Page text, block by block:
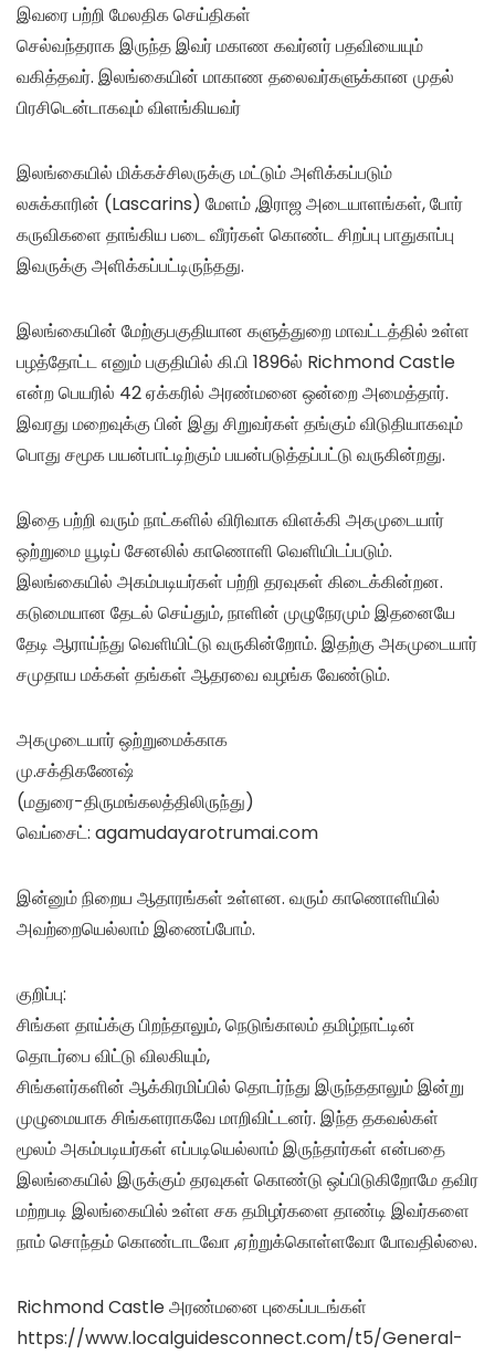
இவரை பற்றி மேலதிக செய்திகள்
செல்வந்தராக இருந்த இவர் மகாண கவர்னர் பதவியையும்
வகித்தவர். இலங்கையின் மாகாண தலைவர்களுக்கான முதல்
பிரசிடென்டாகவும் விளங்கியவர்
இலங்கையில் மிக்கச்சிலருக்கு மட்டும் அளிக்கப்படும்
லசுக்காரின் (Lascarins) மேளம் ,இராஜ அடையாளங்கள், போர்
கருவிகளை தாங்கிய படை வீரர்கள் கொண்ட சிறப்பு பாதுகாப்பு
இவருக்கு அளிக்கப்பட்டிருந்தது.
இலங்கையின் மேற்குபகுதியான களுத்துறை மாவட்டத்தில் உள்ள
பழத்தோட்ட எனும் பகுதியில் கி.பி 1896ல் Richmond Castle
என்ற பெயரில் 42 ஏக்கரில் அரண்மனை ஒன்றை அமைத்தார்.
இவரது மறைவுக்கு பின் இது சிறுவர்கள் தங்கும் விடுதியாகவும்
பொது சமூக பயன்பாட்டிற்கும் பயன்படுத்தப்பட்டு வருகின்றது.
இதை பற்றி வரும் நாட்களில் விரிவாக விளக்கி அகமுடையார்
ஒற்றுமை யூடிப் சேனலில் காணொளி வெளியிடப்படும்.
இலங்கையில் அகம்படியர்கள் பற்றி தரவுகள் கிடைக்கின்றன.
கடுமையான தேடல் செய்தும், நாளின் முழுநேரமும் இதனையே
தேடி ஆராய்ந்து வெளியிட்டு வருகின்றோம். இதற்கு அகமுடையார்
சமுதாய மக்கள் தங்கள் ஆதரவை வழங்க வேண்டும்.
அகமுடையார் ஒற்றுமைக்காக
மு.சக்திகணேஷ்
(மதுரை-திருமங்கலத்திலிருந்து)
வெப்சைட்: agamudayarotrumai.com
இன்னும் நிறைய ஆதாரங்கள் உள்ளன. வரும் காணொளியில்
அவற்றையெல்லாம் இணைப்போம்.
குறிப்பு:
சிங்கள தாய்க்கு பிறந்தாலும், நெடுங்காலம் தமிழ்நாட்டின்
தொடர்பை விட்டு விலகியும்,
சிங்களர்களின் ஆக்கிரமிப்பில் தொடர்ந்து இருந்ததாலும் இன்று
முழுமையாக சிங்களராகவே மாறிவிட்டனர். இந்த தகவல்கள்
மூலம் அகம்படியர்கள் எப்படியெல்லாம் இருந்தார்கள் என்பதை
இலங்கையில் இருக்கும் தரவுகள் கொண்டு ஒப்பிடுகிறோமே தவிர
மற்றபடி இலங்கையில் உள்ள சக தமிழர்களை தாண்டி இவர்களை
நாம் சொந்தம் கொண்டாடவோ ,ஏற்றுக்கொள்ளவோ போவதில்லை.
Richmond Castle அரண்மனை புகைப்படங்கள்
https://www.localguidesconnect.com/t5/General-